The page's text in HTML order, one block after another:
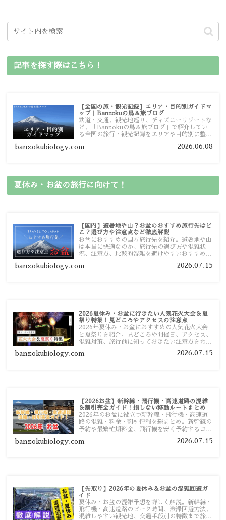
記事を探す際はこちら！
【全国の旅・観光記録】エリア・目的別ガイドマ
ップ｜Banzokuの鳥＆旅ブログ
鉄道・交通、観光地巡り、ディズニーリゾートな
ど、「Banzokuの鳥＆旅ブログ」で紹介してい
る全国の旅行・観光記録をエリアや目的別に整理
ガイドマップからスムーズに見つけていただけま
banzokubiology.com 2026.06.08
夏休み・お盆の旅行に向けて！
【国内】避暑地や山？お盆のおすすめ旅行先はど
こ？選び方や注意点など徹底解説
お盆におすすめの国内旅行先を紹介。避暑地や山
は本当に快適なのか、旅行先の選び方や混雑状
況、注意点、比較的混雑を避けやすいおすすめス
す。
banzokubiology.com 2026.07.15
2026夏休み・お盆に行きたい人気花火大会＆夏
祭り特集！見どころやアクセスの注意点
2026年夏休み・お盆におすすめの人気花火大会
と夏祭りを紹介。見どころや開催日、アクセス、
混雑対策、旅行前に知っておきたい注意点をわか
banzokubiology.com 2026.07.15
【2026お盆】新幹線・飛行機・高速道路の混雑
＆割引完全ガイド！損しない移動ルートまとめ
2026年のお盆に役立つ新幹線・飛行機・高速道
路の混雑・料金・割引情報を総まとめ。新幹線の
予約や最繁忙期料金、飛行機を安く予約するコ
い移動方法を分かりやすく解説します。
banzokubiology.com 2026.07.15
【先取り】2026年の夏休み＆お盆の混雑回避ガ
イド
夏休み・お盆の混雑予想を詳しく解説。新幹線・
飛行機・高速道路のピーク時間、渋滞回避方法、
混雑しやすい観光地、交通手段別の特徴まで旅行